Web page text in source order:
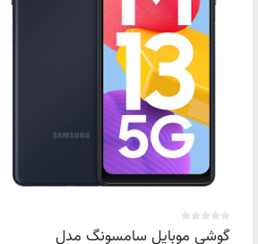
گوشی موبایل سامسونگ مدل